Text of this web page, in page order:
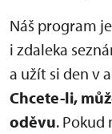
Náš program
i zdaleka
a užít si den v
Chcete-li,
oděvu. Pokud